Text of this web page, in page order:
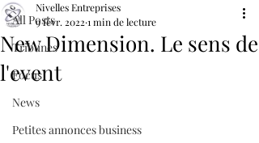
All Posts
Tribunes
Focus
News
Petites annonces business
New Dimension. Le sens de
l'event
Nivelles Entreprises
9 févr. 2022 1 min de lecture